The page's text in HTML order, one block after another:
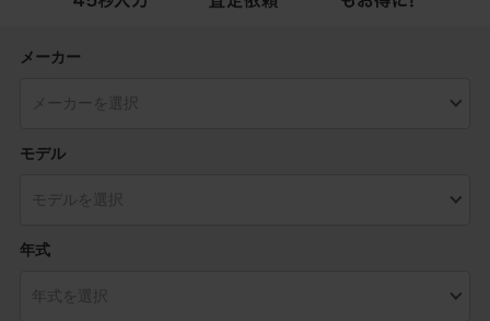
メーカー
モデル
年式